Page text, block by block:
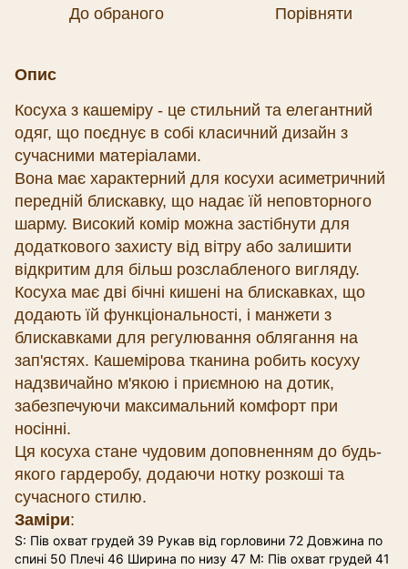
До обраного Порівняти
Опис
Косуха з кашеміру - це стильний та елегантний
одяг, що поєднує в собі класичний дизайн з
сучасними матеріалами.
Вона має характерний для косухи асиметричний
передній блискавку, що надає їй неповторного
шарму. Високий комір можна застібнути для
додаткового захисту від вітру або залишити
відкритим для більш розслабленого вигляду.
Косуха має дві бічні кишені на блискавках, що
додають їй функціональності, і манжети з
блискавками для регулювання облягання на
зап'ястях. Кашемірова тканина робить косуху
надзвичайно м'якою і приємною на дотик,
забезпечуючи максимальний комфорт при
носінні.
Ця косуха стане чудовим доповненням до будь-
якого гардеробу, додаючи нотку розкоші та
сучасного стилю.
Заміри:
S: Пів охват грудей 39 Рукав від горловини 72 Довжина по
спині 50 Плечі 46 Ширина по низу 47 М: Пів охват грудей 41